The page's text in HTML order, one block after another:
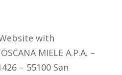
with
MIELE A.P.A. –
– 55100 San